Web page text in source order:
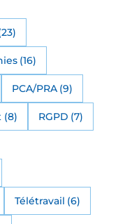
(16)
PCA/PRA (9)
(8) RGPD (7)
Télétravail (6)